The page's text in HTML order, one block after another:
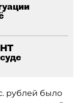
рублей было